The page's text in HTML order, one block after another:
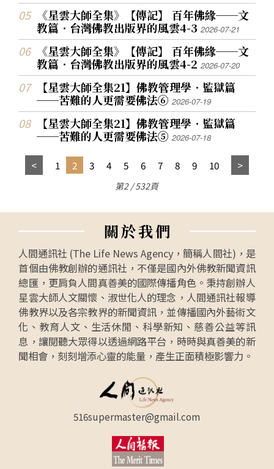
都生病了，但不見有人抱怨。只要一上台，大家
全都忘了病痛，精神抖擻地唱誦。在陌生的西方
國度，佛教梵唄前所未聞，團員們主動地走上街
頭，遞送節目單，向人介紹什麼是梵唄，邀請他
們來欣賞。 讚頌團參訪德國天主教的科隆大教堂
時，他們在教堂即興演唱一曲，吸引了各國人士
的目光，也是希有難得的經驗。歐洲之行在世界
知名的德國柏林愛樂廳最後一場演出時，竟然有
百分之八十的觀眾都是當地人，既聽不懂中文又
非佛教徒。在他們聽到梵唄的那一刻，不但自然
流下眼淚，還自動站起、掌聲不斷，真是證明了
人人皆有佛性。連奧地利總理及部長級官員都來
唄團來了，也來共襄盛舉。（待續）
《星雲大師全集》【傳記】 百年佛緣──文
教篇．台灣佛教出版界的風雲4-32026-07-21
《星雲大師全集》【傳記】 百年佛緣──文
教篇．台灣佛教出版界的風雲4-22026-07-20
【星雲大師全集21】佛教管理學．監獄篇
──苦難的人更需要佛法⑥2026-07-19
【星雲大師全集21】佛教管理學．監獄篇
──苦難的人更需要佛法⑤2026-07-18
1 2 3 4 5 6 7 8 9 10
第2 / 532頁
關於我們
人間通訊社 (The Life News Agency，簡稱人間社)，是
首個由佛教創辦的通訊社，不僅是國內外佛教新聞資訊
總匯，更肩負人間真善美的國際傳播角色。秉持創辦人
星雲大師人文關懷、淑世化人的理念，人間通訊社報導
佛教界以及各宗教界的新聞資訊，並傳播國內外藝術文
化、教育人文、生活休閒、科學新知、慈善公益等訊
息，讓閱聽大眾得以透過網路平台，時時與真善美的新
聞相會，刻刻增添心靈的能量，產生正面積極影響力。
516supermaster@gmail.com